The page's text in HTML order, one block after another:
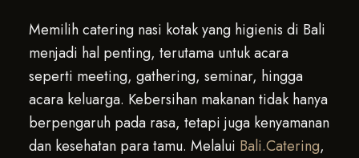
Memilih catering nasi kotak yang higienis di Bali
menjadi hal penting, terutama untuk acara
seperti meeting, gathering, seminar, hingga
acara keluarga. Kebersihan makanan tidak hanya
berpengaruh pada rasa, tetapi juga kenyamanan
dan kesehatan para tamu. Melalui Bali.Catering,